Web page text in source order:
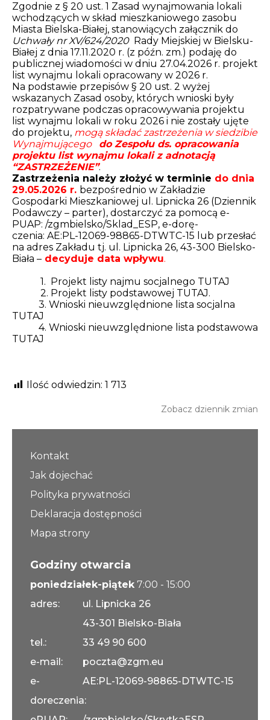
Zamówienia publiczne
Prawo
Nowości
Zgodnie z § 20 ust. 1 Zasad wynajmowania lokali
wchodzących w skład mieszkaniowego zasobu
Miasta Bielska-Białej, stanowiących załącznik do
Uchwały nr XV/624/2020Rady Miejskiej w Bielsku-
Białej z dnia 17.11.2020 r. (z późn. zm.) podaję do
publicznej wiadomości w dniu 27.04.2026 r. projekt
list wynajmu lokali opracowany w 2026 r.
Na podstawie przepisów § 20 ust. 2 wyżej
wskazanych Zasad osoby, których wnioski były
rozpatrywane podczas opracowywania projektu
list wynajmu lokali w roku 2026 i nie zostały ujęte
do projektu, mogą składać zastrzeżenia w siedzibie
Wynajmującego do Zespołu ds. opracowania
projektu list wynajmu lokali z adnotacją
“ZASTRZEŻENIE”.
Zastrzeżenia należy złożyć w terminie do dnia
29.05.2026 r. bezpośrednio w Zakładzie
Gospodarki Mieszkaniowej ul. Lipnicka 26 (Dziennik
Podawczy – parter), dostarczyć za pomocą e-
PUAP: /zgmbielsko/Sklad_ESP, e-dorę-
czenia: AE:PL-12069-98865-DTWTC-15 lub przesłać
na adres Zakładu tj. ul. Lipnicka 26, 43-300 Bielsko-
Biała – decyduje data wpływu.
1. Projekt listy najmu socjalnego TUTAJ
2. Projekt listy podstawowej TUTAJ.
3. Wnioski nieuwzględnione lista socjalna
TUTAJ
4. Wnioski nieuwzględnione lista podstawowa
TUTAJ
Ilość odwiedzin: 1 713
Zobacz dziennik zmian
Kontakt
Jak dojechać
Polityka prywatności
Deklaracja dostępności
Mapa strony
Godziny otwarcia
poniedziałek-piątek 7:00 - 15:00
adres:
ul. Lipnicka 26
43-301 Bielsko-Biała
tel.:
33 49 90 600
e-mail:
poczta@zgm.eu
e-
doreczenia:
AE:PL-12069-98865-DTWTC-15